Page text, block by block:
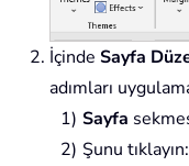
İçinde Sayfa
adımları
Sayfa
Şunu tıklayın: